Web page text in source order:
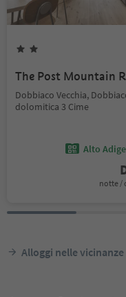
The Post Mountain
Dobbiaco Vecchia,
dolomitica 3 Cime
Alto
notte /
Alloggi nelle vicinanze